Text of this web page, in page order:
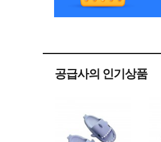
공급사의 인기상품